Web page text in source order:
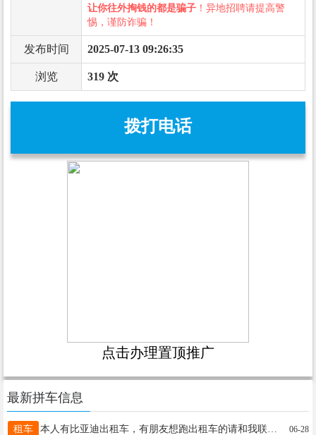
让你往外掏钱的都是骗子 ！异地招聘请提高警
惕，谨防诈骗！
发布时间 2025-07-13 09:26:35
浏览 319 次
拨打电话
点击办理置顶推广
最新拼车信息
租车 06-28